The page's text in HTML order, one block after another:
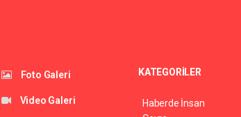
Foto Galeri
Video Galeri
KATEGORİLER
Haberde İnsan